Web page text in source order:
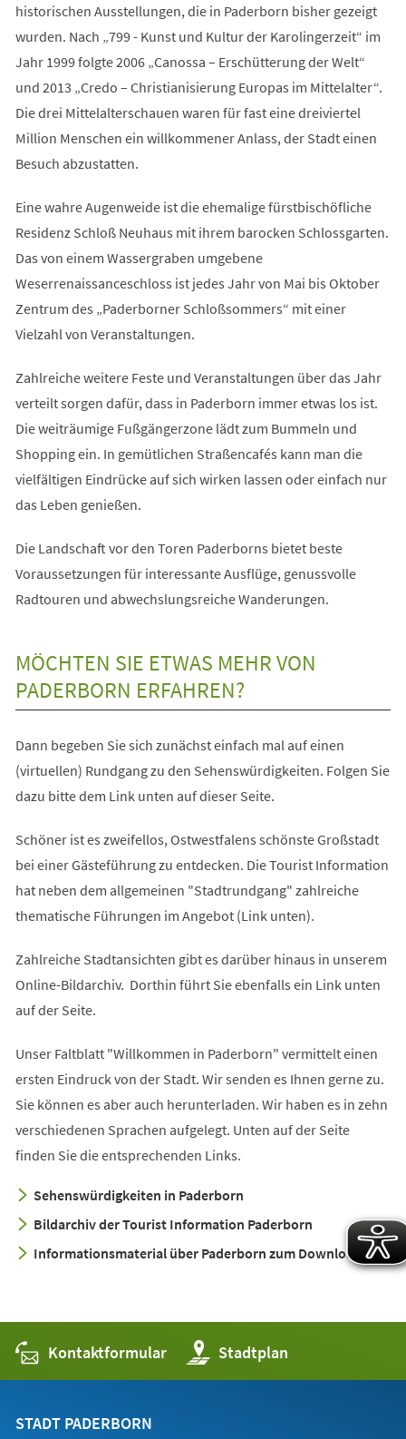
historischen Ausstellungen, die in Paderborn bisher gezeigt
wurden. Nach „799 - Kunst und Kultur der Karolingerzeit“ im
Jahr 1999 folgte 2006 „Canossa – Erschütterung der Welt“
und 2013 „Credo – Christianisierung Europas im Mittelalter“.
Die drei Mittelalterschauen waren für fast eine dreiviertel
Million Menschen ein willkommener Anlass, der Stadt einen
Besuch abzustatten.
Eine wahre Augenweide ist die ehemalige fürstbischöfliche
Residenz Schloß Neuhaus mit ihrem barocken Schlossgarten.
Das von einem Wassergraben umgebene
Weserrenaissanceschloss ist jedes Jahr von Mai bis Oktober
Zentrum des „Paderborner Schloßsommers“ mit einer
Vielzahl von Veranstaltungen.
Zahlreiche weitere Feste und Veranstaltungen über das Jahr
verteilt sorgen dafür, dass in Paderborn immer etwas los ist.
Die weiträumige Fußgängerzone lädt zum Bummeln und
Shopping ein. In gemütlichen Straßencafés kann man die
vielfältigen Eindrücke auf sich wirken lassen oder einfach nur
das Leben genießen.
Die Landschaft vor den Toren Paderborns bietet beste
Voraussetzungen für interessante Ausflüge, genussvolle
Radtouren und abwechslungsreiche Wanderungen.
MÖCHTEN SIE ETWAS MEHR VON
PADERBORN ERFAHREN?
Dann begeben Sie sich zunächst einfach mal auf einen
(virtuellen) Rundgang zu den Sehenswürdigkeiten. Folgen Sie
dazu bitte dem Link unten auf dieser Seite.
Schöner ist es zweifellos, Ostwestfalens schönste Großstadt
bei einer Gästeführung zu entdecken. Die Tourist Information
hat neben dem allgemeinen "Stadtrundgang" zahlreiche
thematische Führungen im Angebot (Link unten).
Zahlreiche Stadtansichten gibt es darüber hinaus in unserem
Online-Bildarchiv. Dorthin führt Sie ebenfalls ein Link unten
auf der Seite.
Unser Faltblatt "Willkommen in Paderborn" vermittelt einen
ersten Eindruck von der Stadt. Wir senden es Ihnen gerne zu.
Sie können es aber auch herunterladen. Wir haben es in zehn
verschiedenen Sprachen aufgelegt. Unten auf der Seite
finden Sie die entsprechenden Links.
Sehenswürdigkeiten in Paderborn
Bildarchiv der Tourist Information Paderborn
Informationsmaterial über Paderborn zum Download
Kontaktformular Stadtplan
(Öffnet
in
einem
STADT PADERBORN